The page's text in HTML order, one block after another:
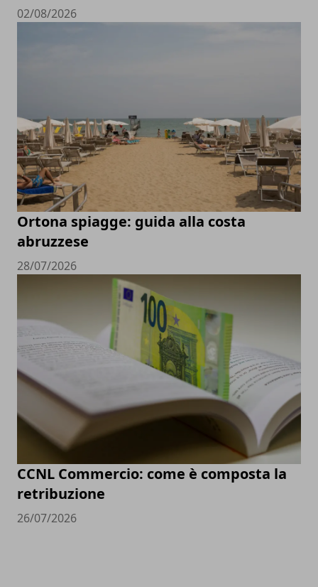
02/08/2026
Ortona spiagge: guida alla costa
abruzzese
28/07/2026
CCNL Commercio: come è composta la
retribuzione
26/07/2026